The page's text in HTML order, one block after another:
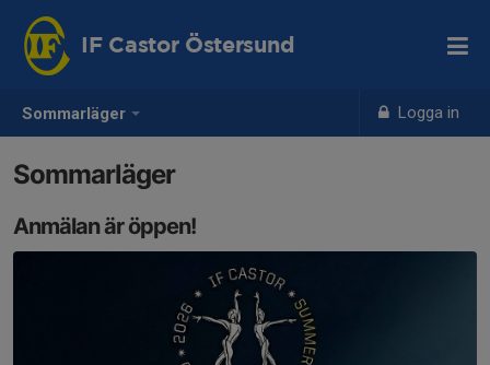
Sommarläger Logga in
IF Castor Östersund
Sommarläger
Anmälan är öppen!